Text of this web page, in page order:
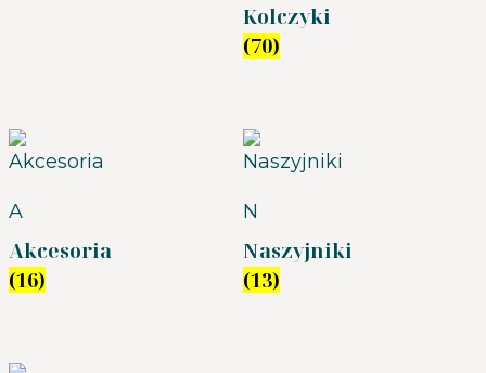
Kolczyki
(70)
A
Akcesoria
(16)
N
Naszyjniki
(13)